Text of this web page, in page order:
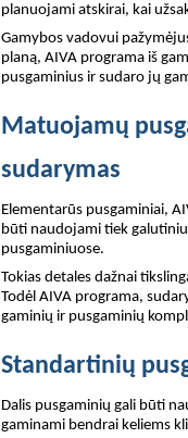
planuojami atskirai, kai
Gamybos vadovui
planą, AIVA programa iš
pusgaminius ir sudaro jų
Matuojamų
sudarymas
Elementarūs pusgaminiai,
būti naudojami tiek
pusgaminiuose.
Tokias detales dažnai
Todėl AIVA programa,
gaminių ir pusgaminių
Standartinių
Dalis pusgaminių gali būti
gaminami bendrai keliems